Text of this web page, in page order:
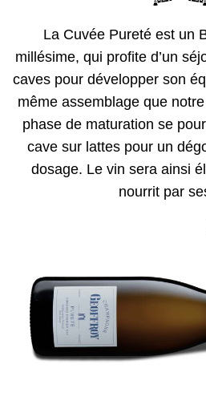
La Cuvée Pureté est un
millésime, qui profite d’un
caves pour développer son
même assemblage que
phase de maturation se
cave sur lattes pour un
dosage. Le vin sera ainsi
nourrit par